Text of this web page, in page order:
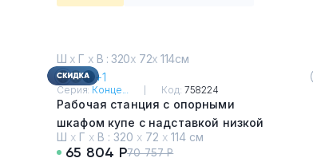
Ш х Г х В : 320х 72х 114см
+1
Серия: Конце... Код: 758224
Рабочая станция с опорными
шкафом купе с надставкой низкой
Сандал Янтарный - Белый
Ш х Г х В : 320 х 72 х 114 см
65 804 Р70 757 Р